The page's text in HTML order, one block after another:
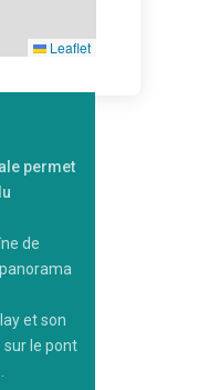
Leaflet
permet
de
panorama
et son
sur le pont